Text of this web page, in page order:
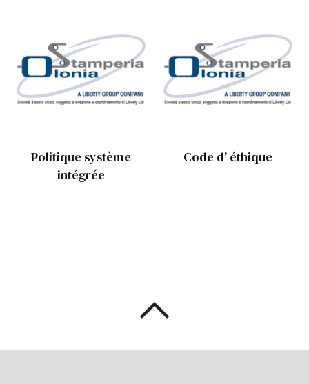
Politique système
intégrée
Code d' éthique